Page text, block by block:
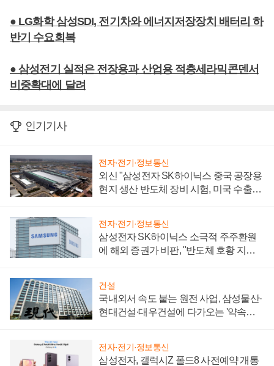
● LG화학 삼성SDI, 전기차와 에너지저장장치 배터리 하
반기 수요회복
● 삼성전기 실적은 전장용과 산업용 적층세라믹콘덴서
비중확대에 달려
인기기사
전자·전기·정보통신
외신 "삼성전자 SK하이닉스 중국 공장용
현지 생산 반도체 장비 시험, 미국 수출통
전자·전기·정보통신
삼성전자 SK하이닉스 소극적 주주환원
에 해외 증권가 비판, "반도체 호황 지속
건설
국내외서 속도 붙는 원전 사업, 삼성물산·
현대건설·대우건설에 다가오는 '약속의
전자·전기·정보통신
삼성전자, 갤럭시Z 폴드8 사전예약 개통